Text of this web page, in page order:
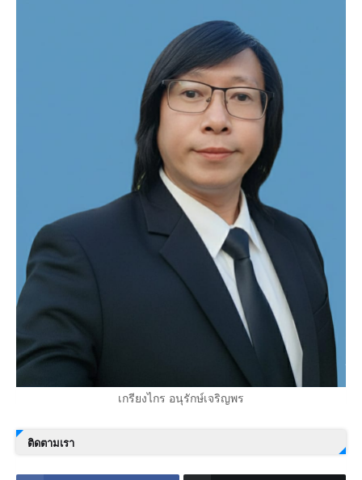
เกรียงไกร อนุรักษ์เจริญพร
ติดตามเรา